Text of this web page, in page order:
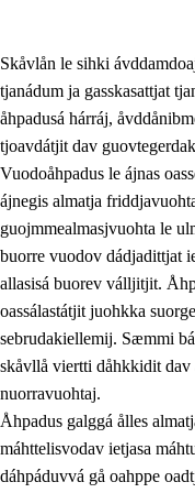
2.
Prinsihpa
hárráj
2.1 Sosiála
2.2 Máhtudahka
2.3 Vuodulasj
2.4 Oahppat
Skåvlån le sihki
tjanádum ja gasskasattjat
åhpadusá hárráj,
tjoavdátjit dav
Vuodoåhpadus le ájnas
ájnegis almatja
guojmmealmasjvuohta le
buorre vuodov dádjadittjat
allasisá buorev válljitjit.
oassálastátjit juohkka
sebrudakiellemij. Sæmmi
skåvllå viertti dåhkkidit
nuorravuohtaj.
Åhpadus galggá ålles
máhttelisvodav ietjasa
dáhpáduvvá gå oahppe